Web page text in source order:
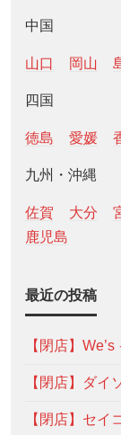
中国
山口 岡山
四国
徳島 愛媛
九州・沖縄
佐賀 大分
鹿児島
最近の投稿
【閉店】
【閉店】ダイ
【閉店】セイ